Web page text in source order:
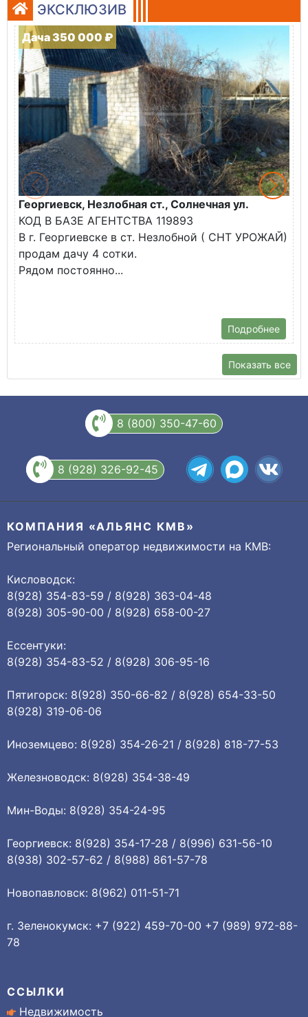
ЭКСКЛЮЗИВ
Дача 350 000 ₽
Георгиевск, Незлобная ст., Солнечная ул.
КОД В БАЗЕ АГЕНТСТВА 119893
В г. Георгиевске в ст. Незлобной ( СНТ УРОЖАЙ)
продам дачу 4 сотки.
Рядом постоянно...
Подробнее
Показать все
8 (800) 350-47-60
8 (928) 326-92-45
КОМПАНИЯ «АЛЬЯНС КМВ»
Региональный оператор недвижимости на КМВ:
Кисловодск:
8(928) 354-83-59 / 8(928) 363-04-48
8(928) 305-90-00 / 8(928) 658-00-27
Ессентуки:
8(928) 354-83-52 / 8(928) 306-95-16
Пятигорск: 8(928) 350-66-82 / 8(928) 654-33-50
8(928) 319-06-06
Иноземцево: 8(928) 354-26-21 / 8(928) 818-77-53
Железноводск: 8(928) 354-38-49
Мин-Воды: 8(928) 354-24-95
Георгиевск: 8(928) 354-17-28 / 8(996) 631-56-10
8(938) 302-57-62 / 8(988) 861-57-78
Новопавловск: 8(962) 011-51-71
г. Зеленокумск: +7 (922) 459-70-00 +7 (989) 972-88-
78
ССЫЛКИ
Недвижимость